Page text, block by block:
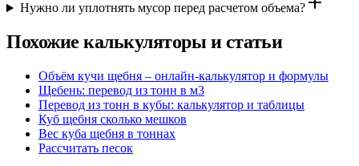
Нужно ли уплотнять мусор перед расчетом объема?
Похожие калькуляторы и статьи
Объём кучи щебня – онлайн-калькулятор и формулы
Щебень: перевод из тонн в м3
Перевод из тонн в кубы: калькулятор и таблицы
Куб щебня сколько мешков
Вес куба щебня в тоннах
Рассчитать песок